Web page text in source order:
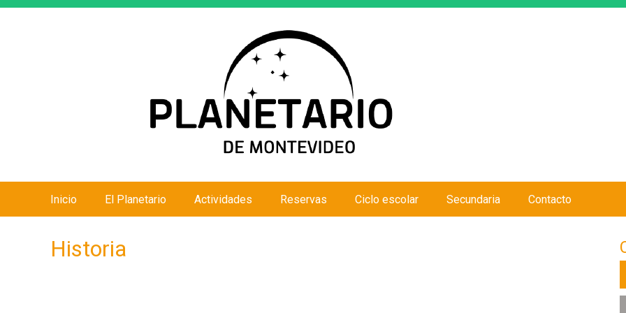
Historia
n
Inicio El Planetario Actividades Reservas Ciclo escolar Secundaria Contacto